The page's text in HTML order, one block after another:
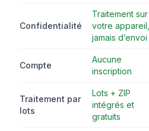
Confidentialité
Traitement sur
votre appareil,
jamais d’envoi
Compte
Aucune
inscription
Traitement par
lots
Lots + ZIP
intégrés et
gratuits